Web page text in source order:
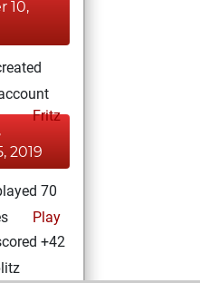
10,
Fritz
2019
70
Play
+42